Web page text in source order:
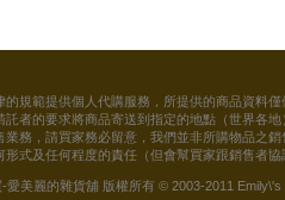
規範提供個人代購服務，所提供的商品資料
者的要求將商品寄送到指定的地點（世界各
務，請買家務必留意，我們並非所購物品之
式及任何程度的責任（但會幫買家跟銷售者協
-愛美麗的雜貨舖 版權所有 © 2003-2011